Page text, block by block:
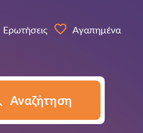
Ερωτήσεις Αγαπημένα
Αναζήτηση